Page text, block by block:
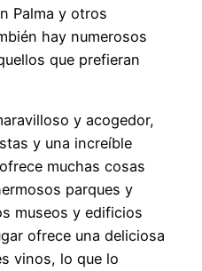
Palma y otros
hay numerosos
que prefieran
y acogedor,
y una increíble
muchas cosas
parques y
museos y edificios
ofrece una deliciosa
vinos, lo que lo